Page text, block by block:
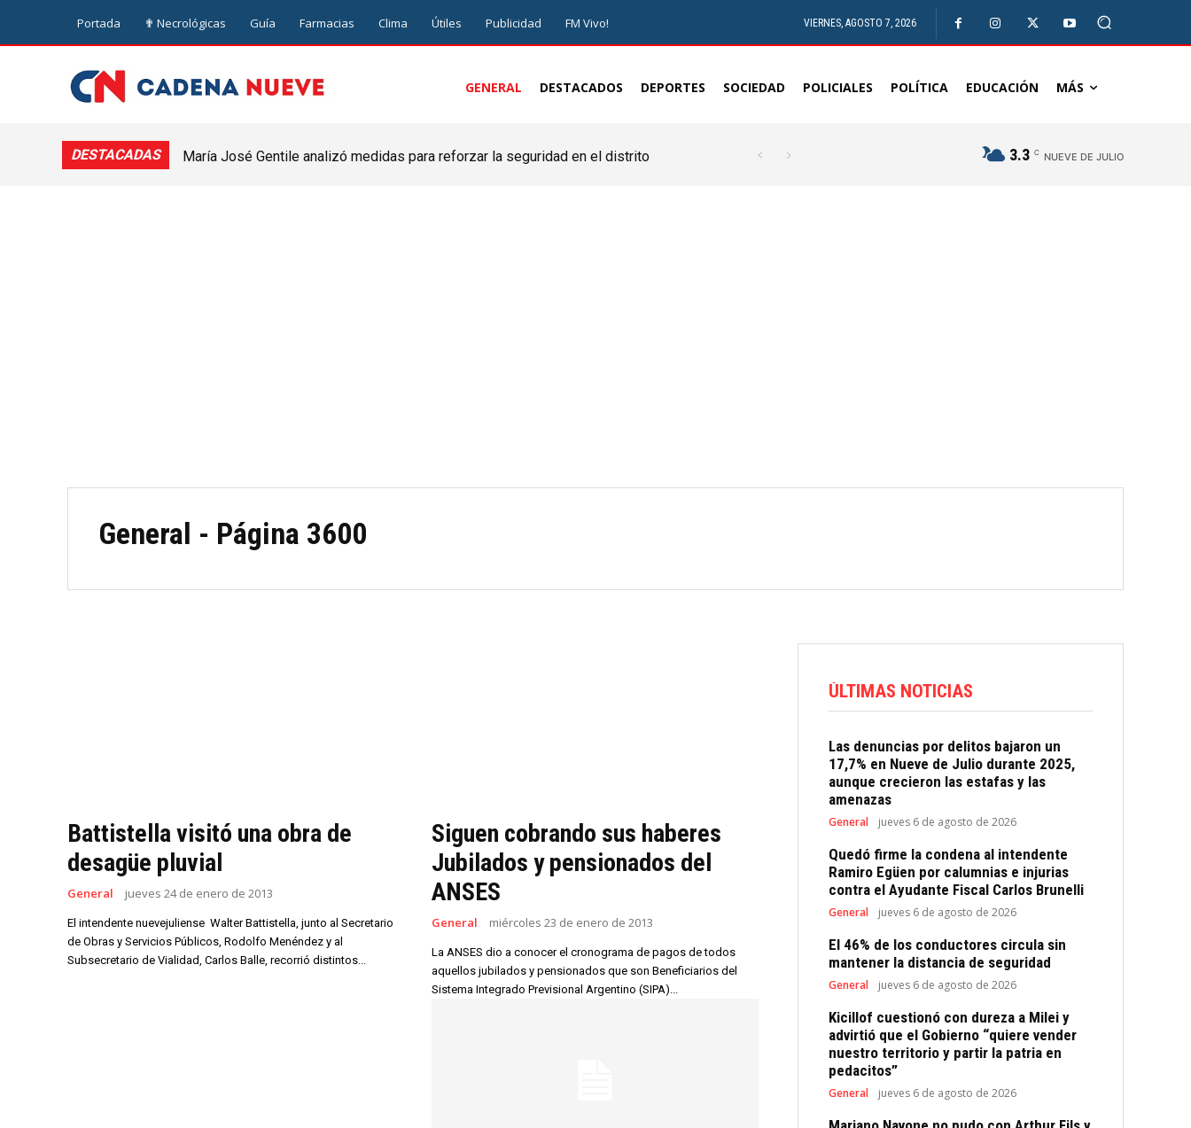
Portada ✟ Necrológicas Guía Farmacias Clima Útiles Publicidad FM Vivo! VIERNES, AGOSTO 7, 2026
GENERAL DESTACADOS DEPORTES SOCIEDAD POLICIALES POLÍTICA EDUCACIÓN MÁS
DESTACADAS
María José Gentile analizó medidas para reforzar la seguridad en el distrito
3.3 C NUEVE DE JULIO
General - Página 3600
Battistella visitó una obra de
desagüe pluvial
General jueves 24 de enero de 2013
El intendente nuevejuliense Walter Battistella, junto al Secretario
de Obras y Servicios Públicos, Rodolfo Menéndez y al
Subsecretario de Vialidad, Carlos Balle, recorrió distintos...
Siguen cobrando sus haberes
Jubilados y pensionados del
ANSES
General miércoles 23 de enero de 2013
La ANSES dio a conocer el cronograma de pagos de todos
aquellos jubilados y pensionados que son Beneficiarios del
Sistema Integrado Previsional Argentino (SIPA)...
ÚLTIMAS NOTICIAS
Las denuncias por delitos bajaron un
17,7% en Nueve de Julio durante 2025,
aunque crecieron las estafas y las
amenazas
General jueves 6 de agosto de 2026
Quedó firme la condena al intendente
Ramiro Egüen por calumnias e injurias
contra el Ayudante Fiscal Carlos Brunelli
General jueves 6 de agosto de 2026
El 46% de los conductores circula sin
mantener la distancia de seguridad
General jueves 6 de agosto de 2026
Kicillof cuestionó con dureza a Milei y
advirtió que el Gobierno “quiere vender
nuestro territorio y partir la patria en
pedacitos”
General jueves 6 de agosto de 2026